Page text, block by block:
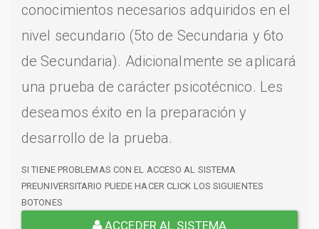
conocimientos necesarios adquiridos en el
nivel secundario (5to de Secundaria y 6to
de Secundaria). Adicionalmente se aplicará
una prueba de carácter psicotécnico. Les
deseamos éxito en la preparación y
desarrollo de la prueba.
SI TIENE PROBLEMAS CON EL ACCESO AL SISTEMA
PREUNIVERSITARIO PUEDE HACER CLICK LOS SIGUIENTES
BOTONES
ACCEDER AL SISTEMA